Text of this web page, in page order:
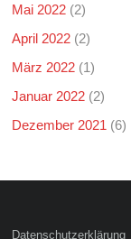
Mai 2022 (2)
April 2022 (2)
März 2022 (1)
Januar 2022 (2)
Dezember 2021 (6)
Datenschutzerklärung